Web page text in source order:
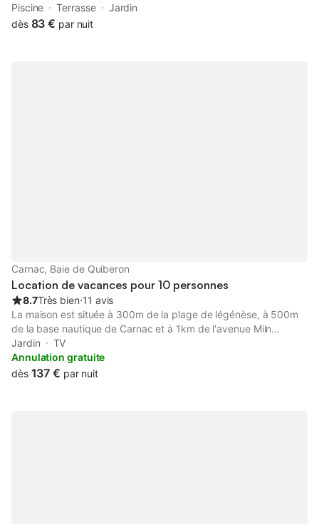
Piscine Terrasse
Jardin
dès 83 € par nuit
Carnac, Baie de Quiberon
Location de vacances pour 10 personnes
8.7Très bien⋅11 avis
La maison est située à 300m de la plage de légénèse, à 500m
de la base nautique de Carnac et à 1km de l'avenue Miln
(avenue la plus touristique de Carnac). Elle se situe dans un
quartier très calme tout en ayant accès à pied à toutes les
attractions de Carnac plage. Elle comporte 4 chambres, 1
Jardin
TV
Annulation gratuite
dès 137 € par nuit